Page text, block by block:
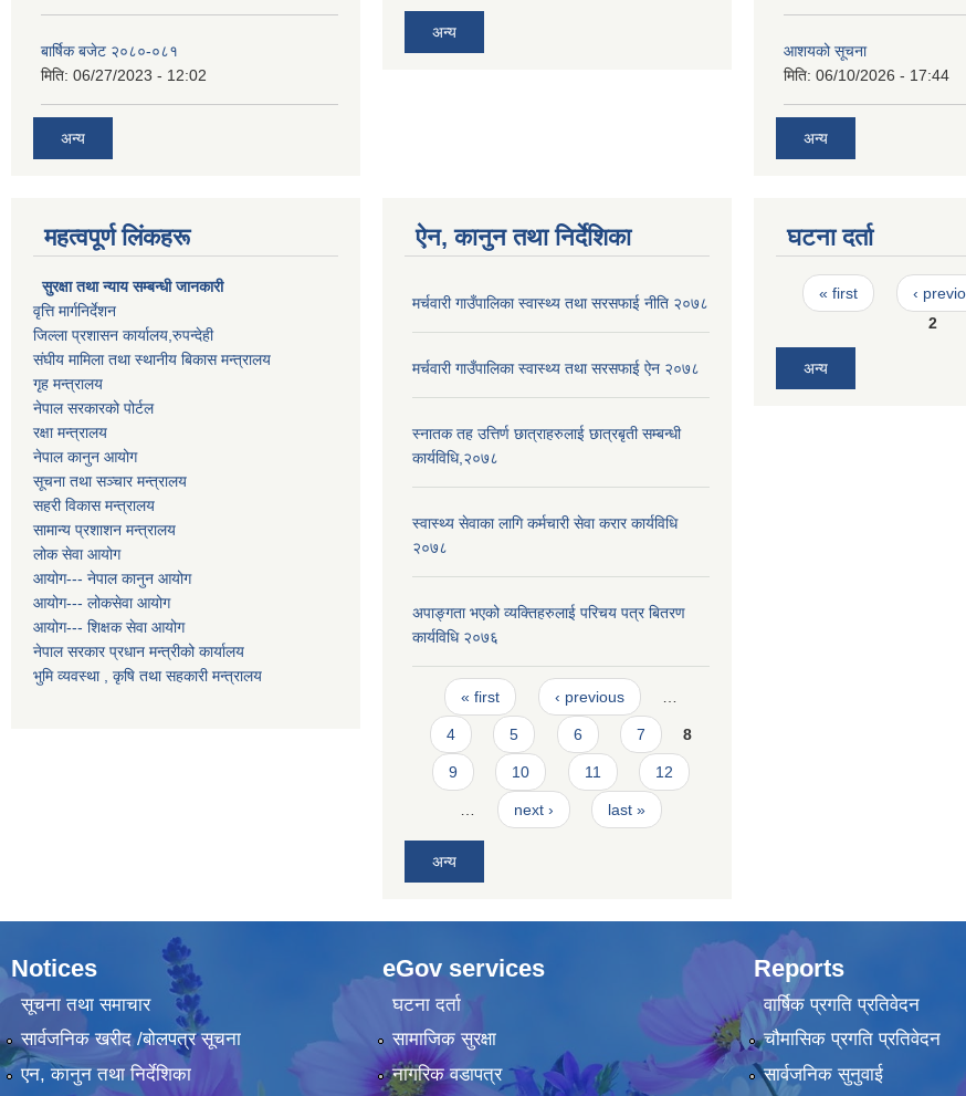
बार्षिक बजेट २०८०-०८१
मिति: 06/27/2023 - 12:02
अन्य
अन्य
आशयको सूचना
मिति: 06/10/2026 - 17:44
अन्य
महत्वपूर्ण लिंकहरू
सुरक्षा तथा न्याय सम्बन्धी जानकारी
वृत्ति मार्गनिर्देशन
जिल्ला प्रशासन कार्यालय,रुपन्देही
संघीय मामिला तथा स्थानीय बिकास मन्त्रालय
गृह मन्त्रालय
नेपाल सरकारको पोर्टल
रक्षा मन्त्रालय
नेपाल कानुन आयोग
सूचना तथा सञ्चार मन्त्रालय
सहरी विकास मन्त्रालय
सामान्य प्रशाशन मन्त्रालय
लोक सेवा आयोग
आयोग--- नेपाल कानुन आयोग
आयोग--- लोकसेवा आयोग
आयोग--- शिक्षक सेवा आयोग
नेपाल सरकार प्रधान मन्त्रीको कार्यालय
भुमि व्यवस्था , कृषि तथा सहकारी मन्त्रालय
ऐन, कानुन तथा निर्देशिका
मर्चवारी गाउँपालिका स्वास्थ्य तथा सरसफाई नीति २०७८
मर्चवारी गाउँपालिका स्वास्थ्य तथा सरसफाई ऐन २०७८
स्नातक तह उत्तिर्ण छात्राहरुलाई छात्रबृती सम्बन्धी
कार्यविधि,२०७८
स्वास्थ्य सेवाका लागि कर्मचारी सेवा करार कार्यविधि
२०७८
अपाङ्गता भएको व्यक्तिहरुलाई परिचय पत्र बितरण
कार्यविधि २०७६
Pages
« first ‹ previous
4 5 6 7 8
9 10 11 12
next › last »
अन्य
घटना दर्ता
Pages
« first ‹
2
अन्य
Notices
सूचना तथा समाचार
सार्वजनिक खरीद /बोलपत्र सूचना
एन, कानुन तथा निर्देशिका
eGov services
घटना दर्ता
सामाजिक सुरक्षा
नागरिक वडापत्र
Reports
वार्षिक प्रगति प्रतिवेदन
चौमासिक प्रगति प्रतिवेदन
सार्वजनिक सुनुवाई